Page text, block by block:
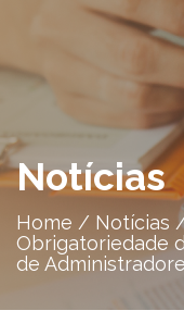
Notícias
Home / Notícias
Obrigatoriedade
de